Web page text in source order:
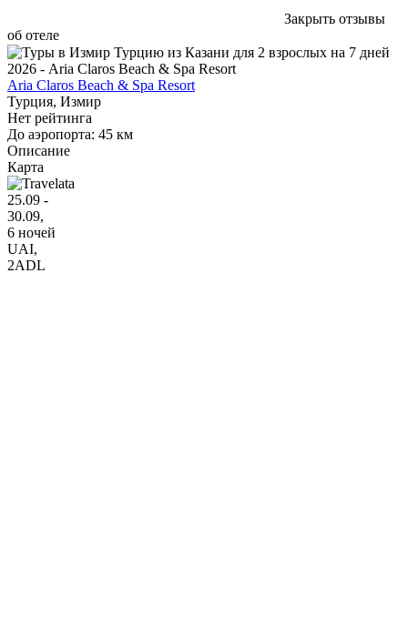
Закрыть отзывы
об отеле
Aria Claros Beach & Spa Resort
Турция, Измир
Нет рейтинга
До аэропорта: 45 км
Описание
Карта
25.09 -
30.09,
6 ночей
UAI,
2ADL